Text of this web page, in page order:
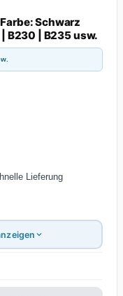
Schwarz
B230 | B235 usw.
Lieferung